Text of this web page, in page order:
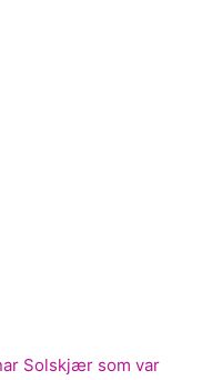
Solskjær som var